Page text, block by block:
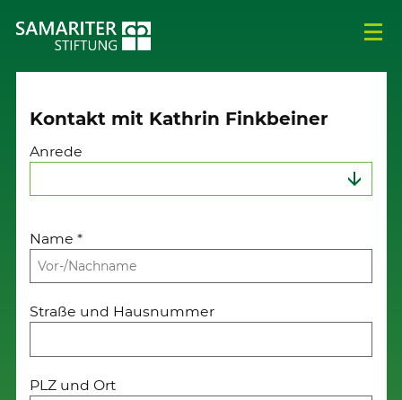
Kontakt mit Kathrin Finkbeiner
Anrede
Name*
Straße und Hausnummer
PLZ und Ort